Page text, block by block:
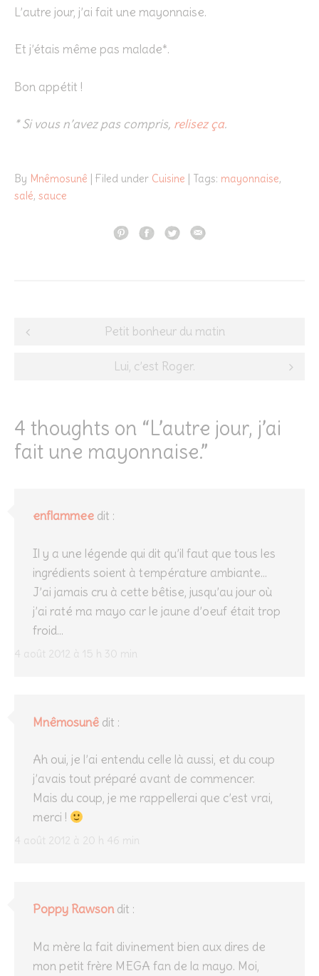
L’autre jour, j’ai fait une mayonnaise.
Et j’étais même pas malade*.
Bon appétit !
* Si vous n’avez pas compris, relisez ça.
By Mnêmosunê | Filed under Cuisine | Tags: mayonnaise,
salé, sauce
Post
navigation
Petit bonheur du matin
Lui, c’est Roger.
4 thoughts on “L’autre jour, j’ai
fait une mayonnaise.”
enflammee dit :
4 août 2012 à 15 h 30 min
Il y a une légende qui dit qu’il faut que tous les
ingrédients soient à température ambiante…
J’ai jamais cru à cette bêtise, jusqu’au jour où
j’ai raté ma mayo car le jaune d’oeuf était trop
froid…
Mnêmosunê dit :
4 août 2012 à 20 h 46 min
Ah oui, je l’ai entendu celle là aussi, et du coup
j’avais tout préparé avant de commencer.
Mais du coup, je me rappellerai que c’est vrai,
merci !
Poppy Rawson dit :
Ma mère la fait divinement bien aux dires de
mon petit frère MEGA fan de la mayo. Moi,